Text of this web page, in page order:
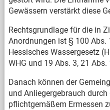
Gewässern verstärkt diese
Rechtsgrundlage für die in
Anordnungen ist § 100 Abs.
Hessisches Wassergesetz
WHG und 19 Abs. 3, 21 Abs.
Danach können der
und Anliegergebrauch
pflichtgemäßem Ermessen